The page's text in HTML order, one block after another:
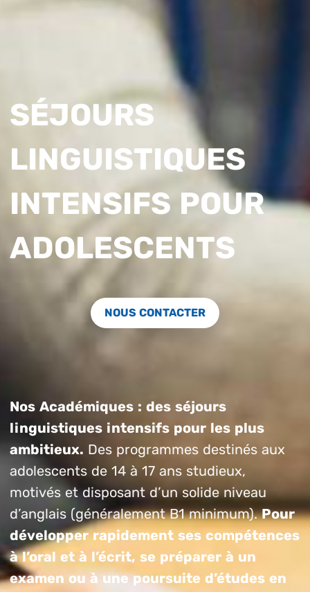
SÉJOURS
LINGUISTIQUES
INTENSIFS POUR
ADOLESCENTS
NOUS CONTACTER
Nos Académiques : des séjours
linguistiques intensifs pour les plus
ambitieux. Des programmes destinés aux
adolescents de 14 à 17 ans studieux,
motivés et disposant d’un solide niveau
d’anglais (généralement B1 minimum).Pour
développer rapidement ses compétences
à l’oral et à l’écrit, se préparer à un
examen ou à une poursuite d’études en